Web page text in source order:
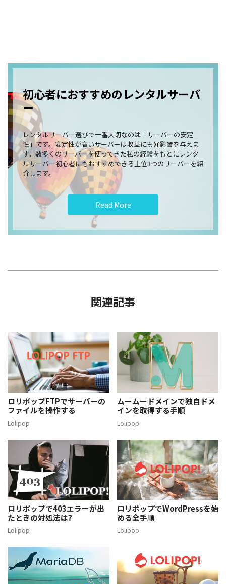
初心者におすすめのレンタルサーバ
ー
レンタルサーバー選びで一番大切なのは「サーバーの安定
性」です。安定性が高いサーバーは収益にも好影響を与えま
す。数多くのサーバーを使ってきた私の経験をもとにレンタ
ルサーバー初心者にもおすすめできる上位3つのサーバーを紹
介します。
Read More
関連記事
ロリポップFTPでサーバーの
ファイルを操作する
Lolipop
ムームードメインで独自ドメ
インを取得する手順
Lolipop
ロリポップで403エラーが出
たときの対処法は?
Lolipop
ロリポップでWordPressを始
める全手順
Lolipop